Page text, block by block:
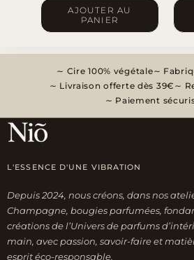
AJOUTER AU
PANIER
Cire 100% végétale
Livraison offerte dès 39€
Paiement
L'ESSENCE D'UNE VIBRATION
Depuis 2024, nous créons, dans nos
Champagne, bougies parfumées,
créations de l’Univers de parfums
main, avec passion, savoir-faire et
esprit éco-responsable.